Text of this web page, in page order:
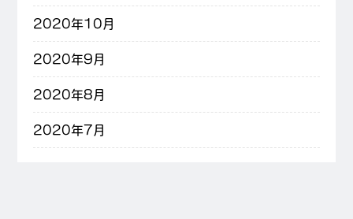
2020年10月
2020年9月
2020年8月
2020年7月